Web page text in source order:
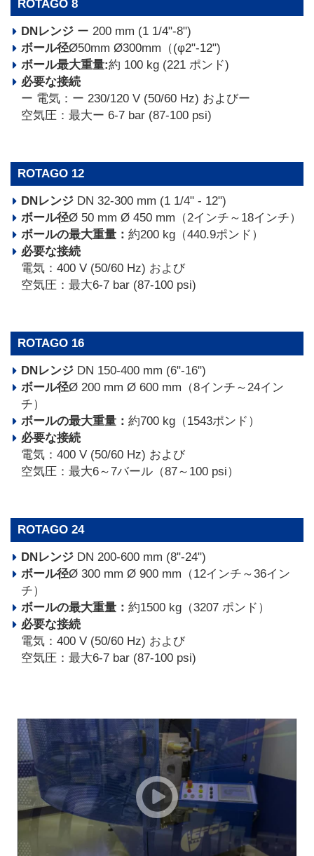
ROTAGO 8
DNレンジ ー 200 mm (1 1/4"-8")
ボール径Ø50mm Ø300mm（(φ2"-12")
ボール最大重量:約 100 kg (221 ポンド)
必要な接続
ー 電気：ー 230/120 V (50/60 Hz) およびー
空気圧：最大ー 6-7 bar (87-100 psi)
ROTAGO 12
DNレンジ DN 32-300 mm (1 1/4" - 12")
ボール径Ø 50 mm Ø 450 mm（2インチ～18インチ）
ボールの最大重量： 約200 kg（440.9ポンド）
必要な接続
電気：400 V (50/60 Hz) および
空気圧：最大6-7 bar (87-100 psi)
ROTAGO 16
DNレンジ DN 150-400 mm (6"-16")
ボール径Ø 200 mm Ø 600 mm（8インチ～24イン
チ）
ボールの最大重量： 約700 kg（1543ポンド）
必要な接続
電気：400 V (50/60 Hz) および
空気圧：最大6～7バール（87～100 psi）
ROTAGO 24
DNレンジ DN 200-600 mm (8"-24")
ボール径Ø 300 mm Ø 900 mm（12インチ～36イン
チ）
ボールの最大重量： 約1500 kg（3207 ポンド）
必要な接続
電気：400 V (50/60 Hz) および
空気圧：最大6-7 bar (87-100 psi)